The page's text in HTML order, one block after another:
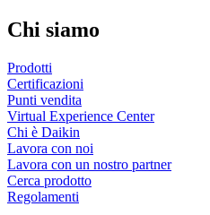
Chi siamo
Prodotti
Certificazioni
Punti vendita
Virtual Experience Center
Chi è Daikin
Lavora con noi
Lavora con un nostro partner
Cerca prodotto
Regolamenti